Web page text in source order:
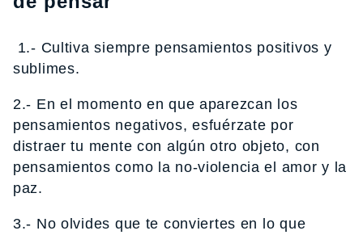
1.- Cultiva siempre pensamientos positivos y
sublimes.
2.- En el momento en que aparezcan los
pensamientos negativos, esfuérzate por
distraer tu mente con algún otro objeto, con
pensamientos como la no-violencia el amor y la
paz.
3.- No olvides que te conviertes en lo que